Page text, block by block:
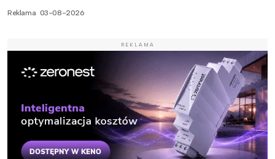
Reklama 03-08-2026
REKLAMA